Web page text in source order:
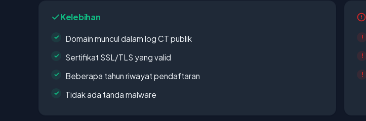
Kelebihan
Domain muncul dalam log CT publik
Sertifikat SSL/TLS yang valid
Beberapa tahun riwayat pendaftaran
Tidak ada tanda malware